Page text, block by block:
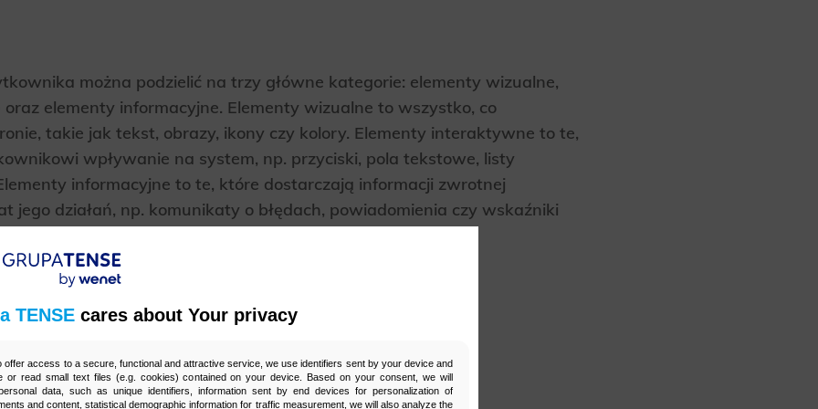
TENSE cares about Your privacy
offer access to a secure, functional and attractive service, we use identifiers sent by your device and
or read small text files (e.g. cookies) contained on your device. Based on your consent, we will
data, such as unique identifiers, information sent by end devices for personalization of
and content, statistical demographic information for traffic measurement, we will also analyze the
można podzielić na trzy główne kategorie: elementy wizualne,
elementy informacyjne. Elementy wizualne to wszystko, co
takie jak tekst, obrazy, ikony czy kolory. Elementy interaktywne to te,
wpływanie na system, np. przyciski, pola tekstowe, listy
informacyjne to te, które dostarczają informacji zwrotnej
jego działań, np. komunikaty o błędach, powiadomienia czy wskaźniki
użytkownika w